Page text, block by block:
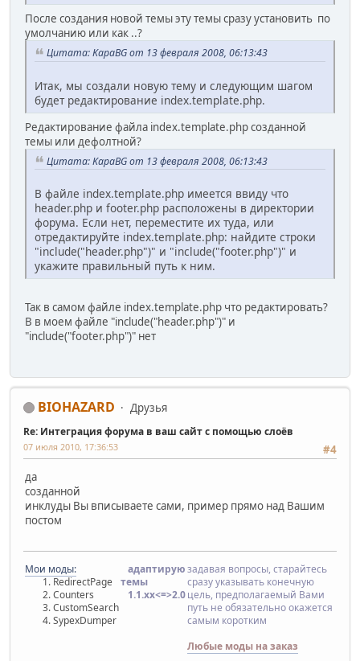
После создания новой темы эту темы сразу установить по
умолчанию или как ..?
Цитата: KapaBG от 13 февраля 2008, 06:13:43
Итак, мы создали новую тему и следующим шагом
будет редактирование index.template.php.
Редактирование файла index.template.php созданной
темы или дефолтной?
Цитата: KapaBG от 13 февраля 2008, 06:13:43
В файле index.template.php имеется ввиду что
header.php и footer.php расположены в директории
форума. Если нет, переместите их туда, или
отредактируйте index.template.php: найдите строки
"include("header.php")" и "include("footer.php")" и
укажите правильный путь к ним.
Так в самом файле index.template.php что редактировать?
В в моем файле "include("header.php")" и
"include("footer.php")" нет
BIOHAZARD Друзья
Re: Интеграция форума в ваш сайт с помощью слоёв
#4
07 июля 2010, 17:36:53
да
созданной
инклуды Вы вписываете сами, пример прямо над Вашим
постом
Мои моды:
RedirectPage
Counters
CustomSearch
SypexDumper
адаптирую
темы
1.1.хx<=>2.0
задавая вопросы, старайтесь
сразу указывать конечную
цель, предполагаемый Вами
путь не обязательно окажется
самым коротким
Любые моды на заказ